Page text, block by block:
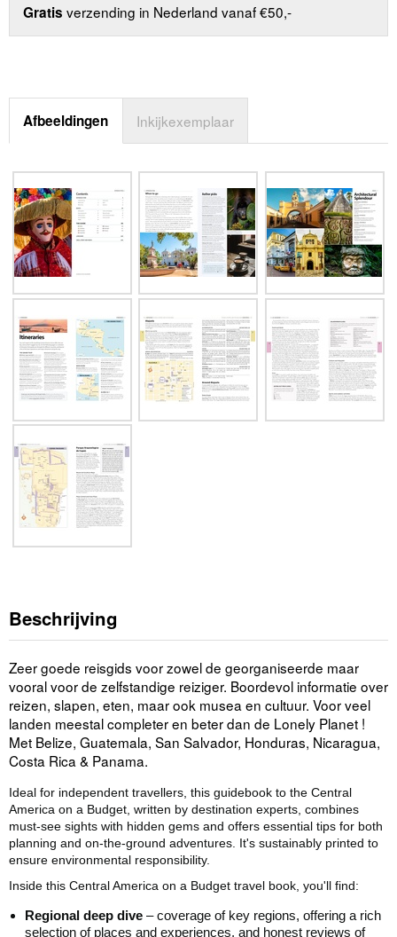
Gratis verzending in Nederland vanaf €50,-
Afbeeldingen Inkijkexemplaar
Beschrijving
Zeer goede reisgids voor zowel de georganiseerde maar
vooral voor de zelfstandige reiziger. Boordevol informatie over
reizen, slapen, eten, maar ook musea en cultuur. Voor veel
landen meestal completer en beter dan de Lonely Planet !
Met Belize, Guatemala, San Salvador, Honduras, Nicaragua,
Costa Rica & Panama.
Ideal for independent travellers, this guidebook to the Central
America on a Budget, written by destination experts, combines
must-see sights with hidden gems and offers essential tips for both
planning and on-the-ground adventures. It's sustainably printed to
ensure environmental responsibility.
Inside this Central America on a Budget travel book, you'll find:
Regional deep dive – coverage of key regions, offering a rich
selection of places and experiences, and honest reviews of